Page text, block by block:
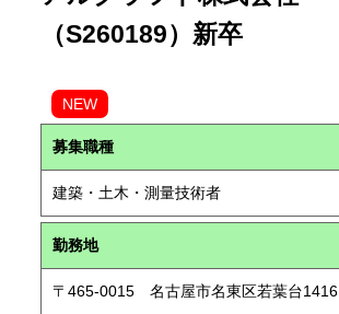
（S260189）新卒
NEW
募集職種
建築・土木・測量技術者
勤務地
〒465-0015 名古屋市名東区若葉台1416